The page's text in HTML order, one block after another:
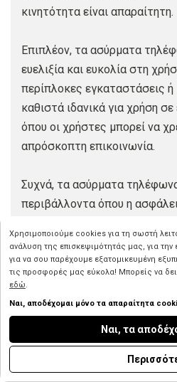
κινητότητα είναι απαραίτητη.
Επιπλέον, τα ασύρματα
ευελιξία και ευκολία στη
περίπλοκες εγκαταστάσεις
καθιστά ιδανικά για χρήση
όπου οι χρήστες μπορεί να
απρόσκοπτη επικοινωνία.
Συχνά, τα ασύρματα
περιβάλλοντα όπου η
Επίσης, είναι ιδανικά για
επιτρέποντας στους
μεταξύ τους ακόμα και από
σπιτιού ή του κήπου, χωρίς
καλωδίων.
Συνολικά, τα ασύρματα
αναπόσπαστο μέρος της
Χρησιμοποιούμε cookies για τη σωστή
ανάλυση της επισκεψιμότητάς μας, για
για να σου παρέχουμε εξατομικευμένη
τις προσφορές μας εύκολα! Μπορείς να
εδώ.
Ναι, αποδέχομαι μόνο τα απαραίτητα
Ναι, τα